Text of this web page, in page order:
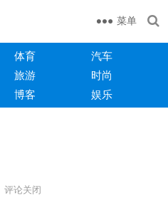
菜单
体育
汽车
旅游
时尚
博客 娱乐
评论关闭